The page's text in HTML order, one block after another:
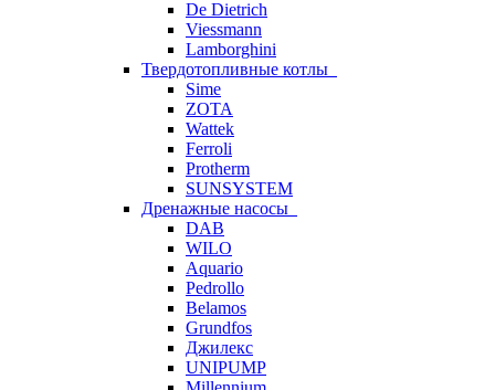
De Dietrich
Viessmann
Lamborghini
Твердотопливные котлы
Sime
ZOTA
Wattek
Ferroli
Protherm
SUNSYSTEM
Дренажные насосы
DAB
WILO
Aquario
Pedrollo
Belamos
Grundfos
Джилекс
UNIPUMP